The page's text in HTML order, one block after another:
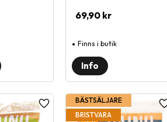
69,90kr
Finns i butik
Lägg till i favoriter
BÄSTSÄLJARE
BRISTVARA